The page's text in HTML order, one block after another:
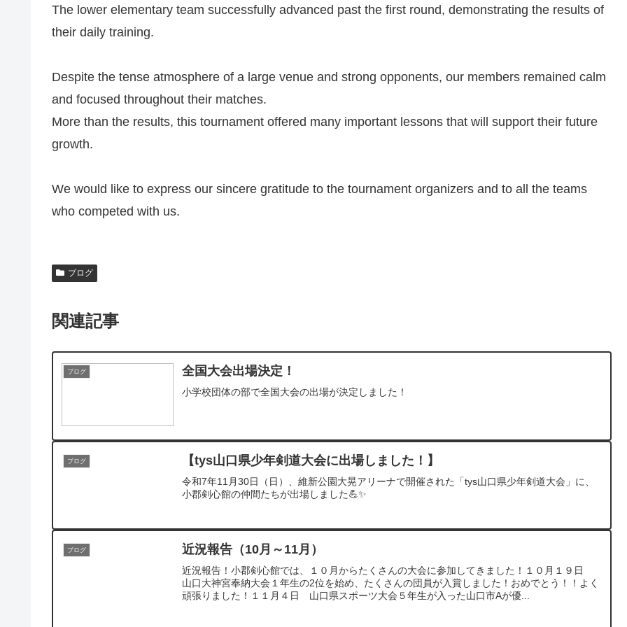
The lower elementary team successfully advanced past the first round, demonstrating the results of
their daily training.
Despite the tense atmosphere of a large venue and strong opponents, our members remained calm
and focused throughout their matches.
More than the results, this tournament offered many important lessons that will support their future
growth.
We would like to express our sincere gratitude to the tournament organizers and to all the teams
who competed with us.
ブログ
関連記事
ブログ 全国大会出場決定！
小学校団体の部で全国大会の出場が決定しました！
ブログ 【tys山口県少年剣道大会に出場しました！】
令和7年11月30日（日）、維新公園大晃アリーナで開催された「tys山口県少年剣道大会」に、
小郡剣心館の仲間たちが出場しました💪✨
ブログ 近況報告（10月～11月）
近況報告！小郡剣心館では、１０月からたくさんの大会に参加してきました！１０月１９日
山口大神宮奉納大会１年生の2位を始め、たくさんの団員が入賞しました！おめでとう！！よく
頑張りました！１１月４日 山口県スポーツ大会５年生が入った山口市Aが優...